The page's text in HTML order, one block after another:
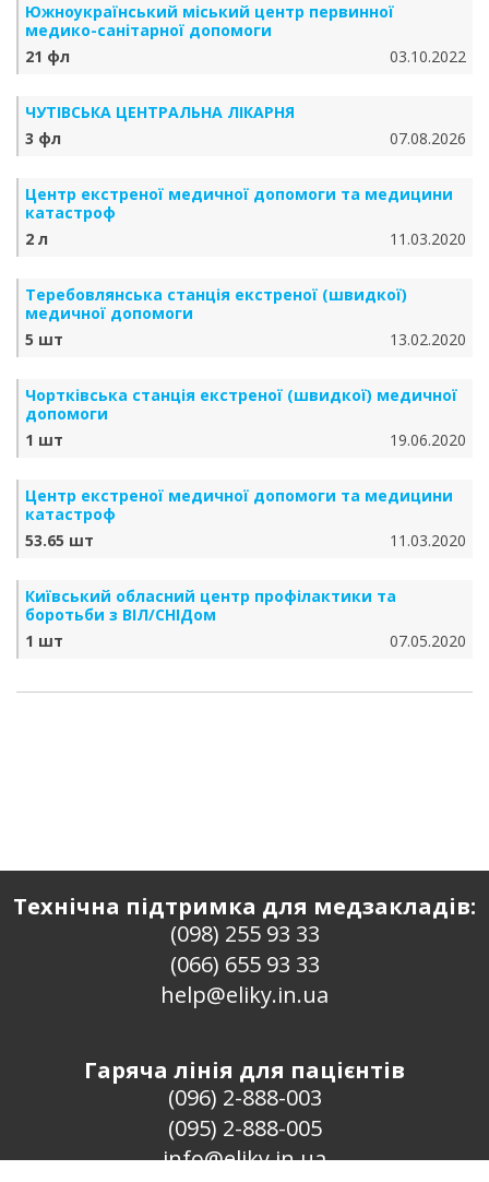
Южноукраїнський міський центр первинної
медико-санітарної допомоги
21 фл
03.10.2022
ЧУТІВСЬКА ЦЕНТРАЛЬНА ЛІКАРНЯ
3 фл
07.08.2026
Центр екстреної медичної допомоги та медицини
катастроф
2 л
11.03.2020
Теребовлянська станція екстреної (швидкої)
медичної допомоги
5 шт
13.02.2020
Чортківська станція екстреної (швидкої) медичної
допомоги
1 шт
19.06.2020
Центр екстреної медичної допомоги та медицини
катастроф
53.65 шт
11.03.2020
Київський обласний центр профілактики та
боротьби з ВІЛ/СНІДом
1 шт
07.05.2020
Технічна підтримка для медзакладів:
(098) 255 93 33
(066) 655 93 33
help@eliky.in.ua
Гаряча лінія для пацієнтів
(096) 2-888-003
(095) 2-888-005
info@eliky.in.ua